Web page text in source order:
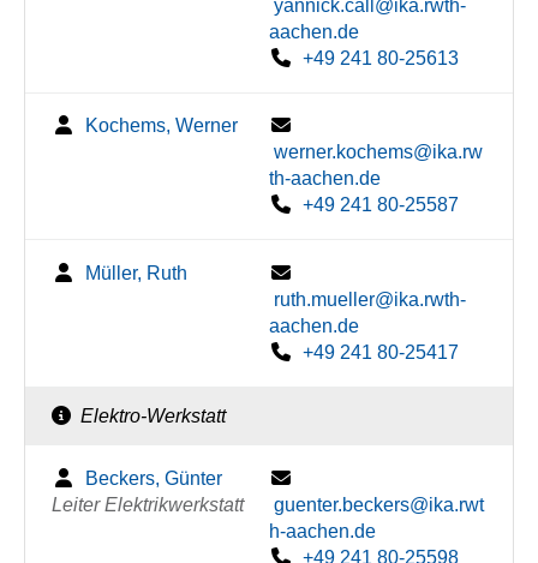
yannick.call@ika.rwth-
aachen.de
+49 241 80-25613
Kochems, Werner
werner.kochems@ika.rw
th-aachen.de
+49 241 80-25587
Müller, Ruth
ruth.mueller@ika.rwth-
aachen.de
+49 241 80-25417
Elektro-Werkstatt
Beckers, Günter
Leiter Elektrikwerkstatt
guenter.beckers@ika.rwt
h-aachen.de
+49 241 80-25598